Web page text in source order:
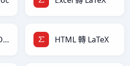
HTML 轉 AsciiDoc HTML 轉 LaTeX